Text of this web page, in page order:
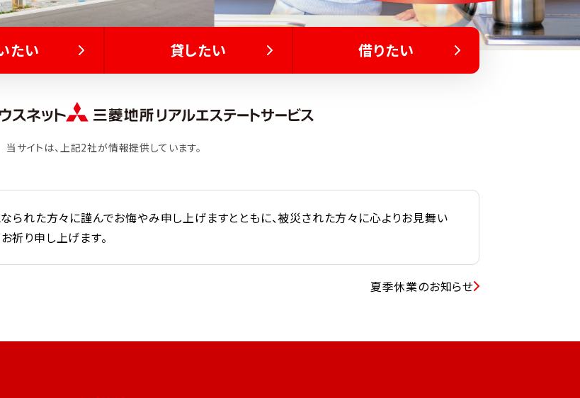
たい 貸したい 借りたい
当サイトは、上記2社が情報提供しています。
られた方々に謹んでお悔やみ申し上げますとともに、被災された方々に心よりお見舞い
祈り申し上げます。
夏季休業のお知らせ